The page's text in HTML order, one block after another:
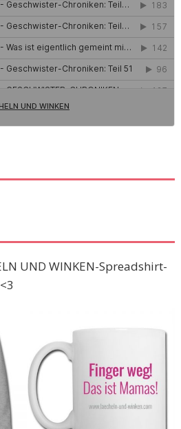
UND WINKEN-Spreadshirt-